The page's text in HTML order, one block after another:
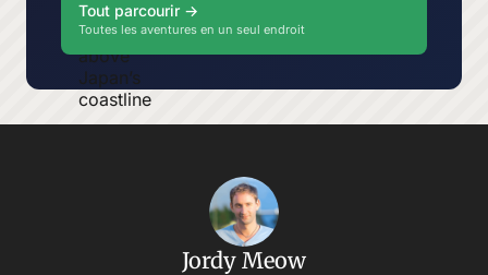
Tout parcourir →
Toutes les aventures en un seul endroit
Jordy Meow